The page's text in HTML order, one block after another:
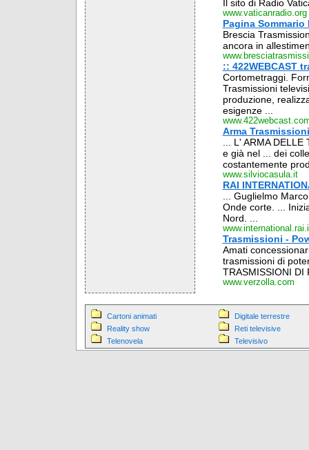
Il sito di Radio
www.vaticanradio.org
Pagina
Brescia
ancora in
:: 422WEBCAST
Cortometraggi.
Trasmissioni
produzione,
esigenze ...
Arma Trasmissioni
... L' ARMA
e già nel ... dei
costantemente
www.silviocasula.it
RAI
... Guglielmo
Onde corte. ...
Nord. ...
Trasmissioni -
Amati
trasmissioni di
TRASMISSIONI DI
www.verzolla.com
Cartoni animati
Digitale terrestre
Reality show
Reti televisive
Telenovela
Televisivo